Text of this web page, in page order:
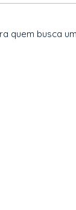
quem busca